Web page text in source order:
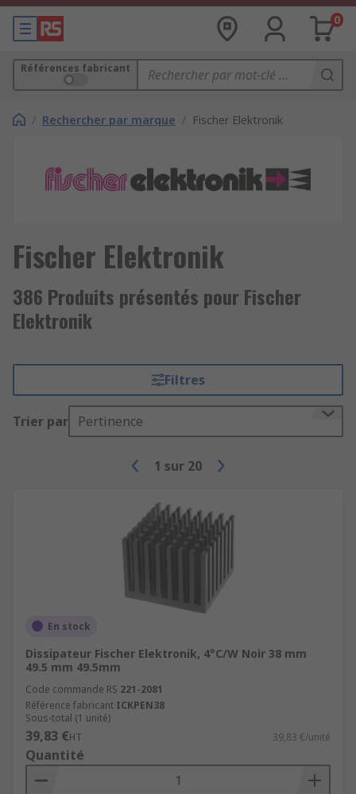
0
Références fabricant
/ Rechercher par marque / Fischer Elektronik
Fischer Elektronik
386 Produits présentés pour Fischer
Elektronik
Filtres
Trier par Pertinence
1 sur 20
En stock
Dissipateur Fischer Elektronik, 4°C/W Noir 38 mm
49.5 mm 49.5mm
Code commande RS 221-2081
Référence fabricant ICKPEN38
Sous-total (1 unité)
39,83 €HT 39,83 €/unité
Quantité